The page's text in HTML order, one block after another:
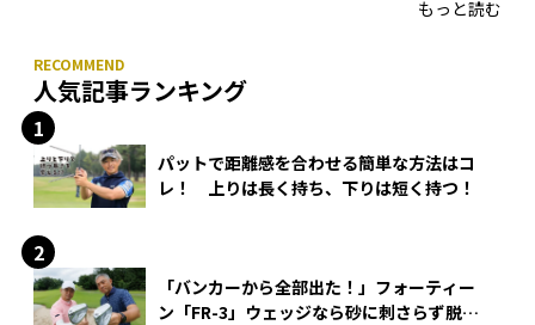
もっと読む
人気記事ランキング
パットで距離感を合わせる簡単な方法はコ
レ！ 上りは長く持ち、下りは短く持つ！
「バンカーから全部出た！」フォーティー
ン「FR-3」ウェッジなら砂に刺さらず脱出